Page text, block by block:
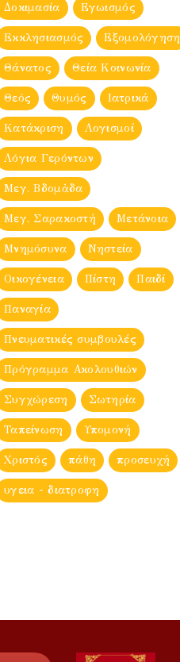
Δοκιμασία Εγωισμός
Εκκλησιασμός Εξομολόγηση
Θάνατος Θεία Κοινωνία
Θεός Θυμός Ιατρικά
Κατάκριση Λογισμοί
Λόγια Γερόντων
Μεγ. Βδομἀδα
Μεγ. Σαρακοστή Μετάνοια
Μνημόσυνα Νηστεία
Οικογένεια Πίστη Παιδί
Παναγία
Πνευματικές συμβουλές
Πρόγραμμα Ακολουθιών
Συγχώρεση Σωτηρία
Ταπείνωση Υπομονή
Χριστός πάθη προσευχή
υγεια - διατροφη